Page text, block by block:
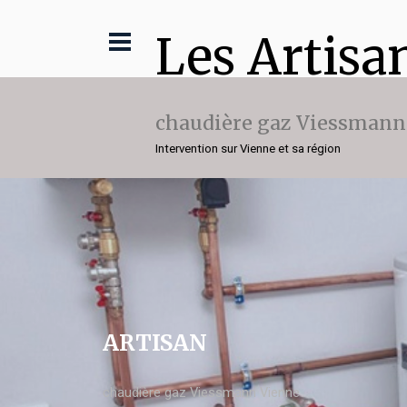
Les
chaudière gaz Viessmann
Intervention sur Vienne et sa région
ARTISAN
chaudière gaz Viessmann Vienne